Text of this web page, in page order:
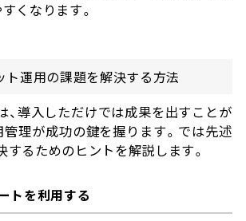
くなります。
ト運用の課題を解決する方法
、導入しただけでは成果を出すことが
管理が成功の鍵を握ります。では先述
するためのヒントを解説します。
トを利用する